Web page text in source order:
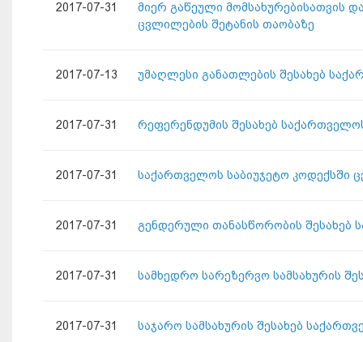
2017-07-31
მიერ გაწეული მომსახურებისათვის
ცვლილების შეტანის თაობაზე
2017-07-13 უმაღლესი განათლების შესახებ
2017-07-31 რეფერენდუმის შესახებ
2017-07-31 საქართველოს საბიუჯეტო კოდექსში
2017-07-31 გენდერული თანასწორობის შესახებ
2017-07-31 სამხედრო სარეზერვო სამსახურის
2017-07-31 საჯარო სამსახურის შესახებ